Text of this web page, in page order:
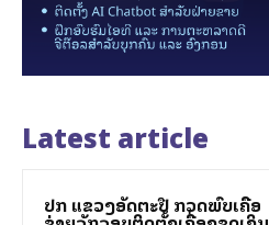
Latest article
ປກສ ແຂວງອັດຕະປື ກວດພົບເຄືອ